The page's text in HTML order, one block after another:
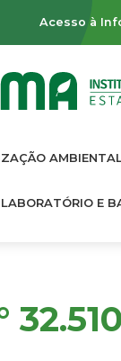
Acesso à
LABORATÓRIO E